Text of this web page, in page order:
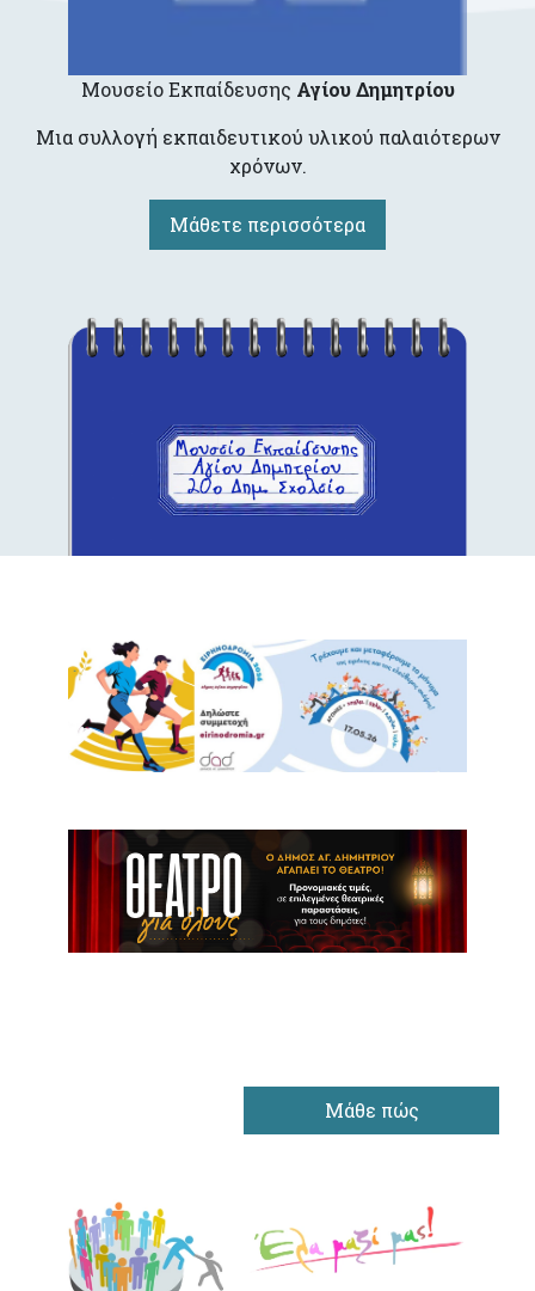
Μουσείο Εκπαίδευσης Αγίου Δημητρίου
Μια συλλογή εκπαιδευτικού υλικού παλαιότερων
χρόνων.
Μάθετε περισσότερα
Μάθε πώς